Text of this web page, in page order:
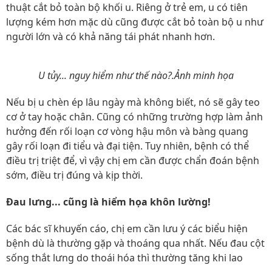
thuật cắt bỏ toàn bộ khối u. Riêng ở trẻ em, u có tiên
lượng kém hơn mặc dù cũng được cắt bỏ toàn bộ u như
người lớn và có khả năng tái phát nhanh hơn.
U tủy... nguy hiểm như thế nào?.Ảnh minh họa
Nếu bị u chèn ép lâu ngày mà không biết, nó sẽ gây teo
cơ ở tay hoặc chân. Cũng có những trường hợp làm ảnh
hưởng đến rối loạn cơ vòng hậu môn và bàng quang
gây rối loạn đi tiểu và đại tiện. Tuy nhiên, bệnh có thể
điều trị triệt để, vì vậy chị em cần được chẩn đoán bệnh
sớm, điều trị đúng và kịp thời.
Đau lưng... cũng là hiểm họa khôn lường!
Các bác sĩ khuyến cáo, chị em cần lưu ý các biểu hiện
bệnh dù là thường gặp và thoáng qua nhất. Nếu đau cột
sống thắt lưng do thoái hóa thì thường tăng khi lao